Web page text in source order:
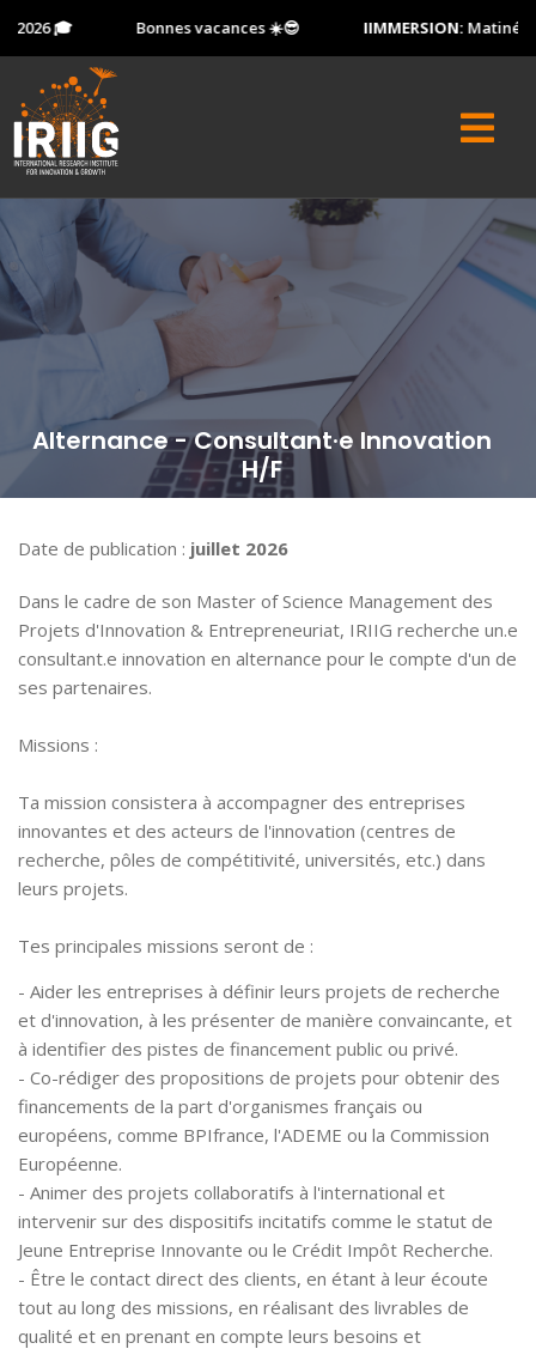
🎓 Bonnes vacances ☀️😎 IIMMERSION:Matinée
Alternance - Consultant·e Innovation
H/F
Date de publication : juillet 2026
Dans le cadre de son Master of Science Management des
Projets d'Innovation & Entrepreneuriat, IRIIG recherche un.e
consultant.e innovation en alternance pour le compte d'un de
ses partenaires.
Missions :
Ta mission consistera à accompagner des entreprises
innovantes et des acteurs de l'innovation (centres de
recherche, pôles de compétitivité, universités, etc.) dans
leurs projets.
Tes principales missions seront de :
- Aider les entreprises à définir leurs projets de recherche
et d'innovation, à les présenter de manière convaincante, et
à identifier des pistes de financement public ou privé.
- Co-rédiger des propositions de projets pour obtenir des
financements de la part d'organismes français ou
européens, comme BPIfrance, l'ADEME ou la Commission
Européenne.
- Animer des projets collaboratifs à l'international et
intervenir sur des dispositifs incitatifs comme le statut de
Jeune Entreprise Innovante ou le Crédit Impôt Recherche.
- Être le contact direct des clients, en étant à leur écoute
tout au long des missions, en réalisant des livrables de
qualité et en prenant en compte leurs besoins et